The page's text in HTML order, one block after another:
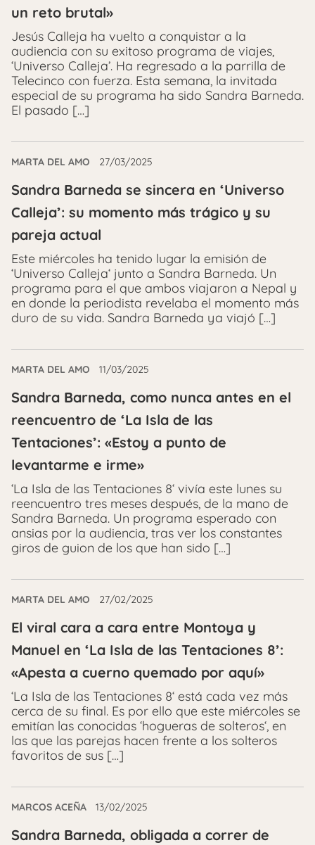
un reto brutal»
Jesús Calleja ha vuelto a conquistar a la
audiencia con su exitoso programa de viajes,
‘Universo Calleja’. Ha regresado a la parrilla de
Telecinco con fuerza. Esta semana, la invitada
especial de su programa ha sido Sandra Barneda.
El pasado […]
MARTA DEL AMO 27/03/2025
Sandra Barneda se sincera en ‘Universo
Calleja’: su momento más trágico y su
pareja actual
Este miércoles ha tenido lugar la emisión de
‘Universo Calleja‘ junto a Sandra Barneda. Un
programa para el que ambos viajaron a Nepal y
en donde la periodista revelaba el momento más
duro de su vida. Sandra Barneda ya viajó […]
MARTA DEL AMO 11/03/2025
Sandra Barneda, como nunca antes en el
reencuentro de ‘La Isla de las
Tentaciones’: «Estoy a punto de
levantarme e irme»
‘La Isla de las Tentaciones 8‘ vivía este lunes su
reencuentro tres meses después, de la mano de
Sandra Barneda. Un programa esperado con
ansias por la audiencia, tras ver los constantes
giros de guion de los que han sido […]
MARTA DEL AMO 27/02/2025
El viral cara a cara entre Montoya y
Manuel en ‘La Isla de las Tentaciones 8’:
«Apesta a cuerno quemado por aquí»
‘La Isla de las Tentaciones 8‘ está cada vez más
cerca de su final. Es por ello que este miércoles se
emitían las conocidas ‘hogueras de solteros‘, en
las que las parejas hacen frente a los solteros
favoritos de sus […]
MARCOS ACEÑA 13/02/2025
Sandra Barneda, obligada a correr de